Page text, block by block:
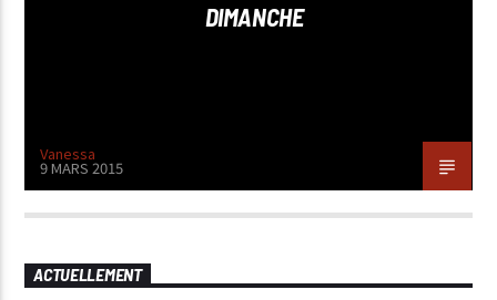
DIMANCHE
Vanessa
9 MARS 2015
ACTUELLEMENT